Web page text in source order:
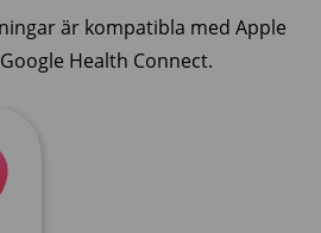
är kompatibla med Apple
Health Connect.